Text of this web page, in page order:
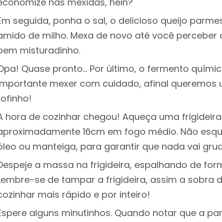
seguida, ponha o sal, o delicioso queijo
de milho. Mexa de novo até você perceber
misturadinho.
Quase pronto… Por último, o fermento
mexer com cuidado, afinal queremos
hora de cozinhar chegou! Aqueça uma
16cm em fogo médio. Não
ou manteiga, para garantir que nada vai
a massa na frigideira, espalhando de
se de tampar a frigideira, assim a sobra
mais rápido e por inteiro!
alguns minutinhos. Quando notar que a